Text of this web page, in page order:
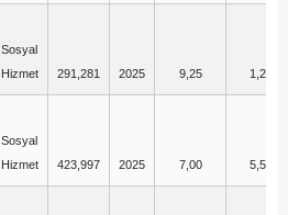
Sosyal
Hizmet
291,281 2025 9,25 1,25
Sosyal
Hizmet
423,997 2025 7,00 5,50